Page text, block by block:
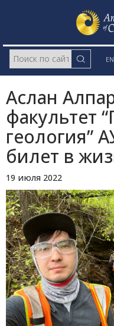
Аслан
факультет
геология”
билет в
19 июля 2022